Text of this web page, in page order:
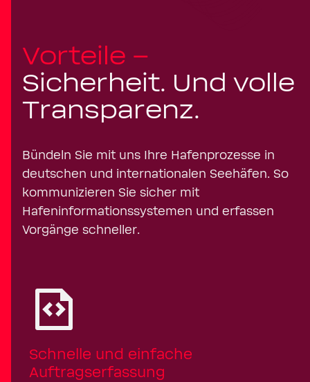
Vorteile –
Sicherheit. Und volle
Transparenz.
Bündeln Sie mit uns Ihre Hafenprozesse in
deutschen und internationalen Seehäfen. So
kommunizieren Sie sicher mit
Hafeninformationssystemen und erfassen
Vorgänge schneller.
Schnelle und einfache
Auftragserfassung